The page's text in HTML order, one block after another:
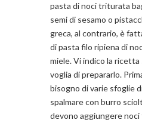
pasta di noci triturata
semi di sesamo o
greca, al contrario, è
di pasta filo ripiena di
miele. Vi indico la
voglia di prepararlo.
bisogno di varie sfoglie
spalmare con burro
devono aggiungere